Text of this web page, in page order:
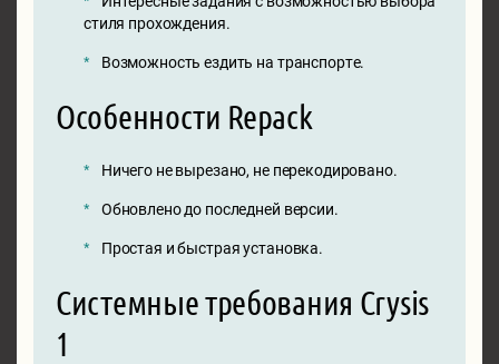
стиля прохождения.
Возможность ездить на транспорте.
Особенности Repack
Ничего не вырезано, не перекодировано.
Обновлено до последней версии.
Простая и быстрая установка.
Системные требования Crysis
1